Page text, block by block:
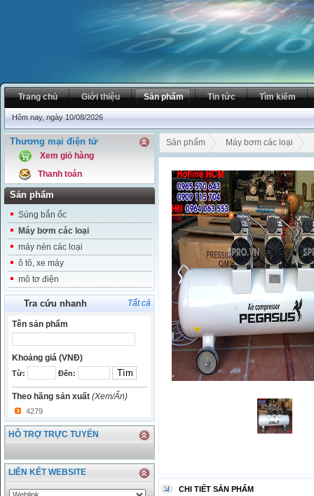
Trang chủ Giới thiệu Sản phẩm Tin tức Tìm kiếm
Hôm nay, ngày 10/08/2026
Thương mại điện tử
Xem giỏ hàng
Thanh toán
Sản phẩm
Súng bắn ốc
Máy bơm các loại
máy nén các loại
ô tô, xe máy
mô tơ điện
Tra cứu nhanh Tất cả
Tên sản phẩm
Khoảng giá (VNĐ)
Từ: Đến:
Theo hãng sản xuất (Xem/Ẩn)
4279
HỖ TRỢ TRỰC TUYẾN
LIÊN KẾT WEBSITE
Sản phẩm Máy bơm các loại
CHI TIẾT SẢN PHẨM